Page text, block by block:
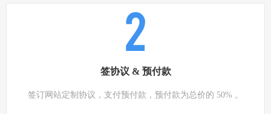
2
签协议 & 预付款
签订网站定制协议，支付预付款，预付款为总价的 50% 。